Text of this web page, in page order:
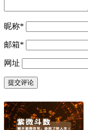
昵称*
邮箱*
网址